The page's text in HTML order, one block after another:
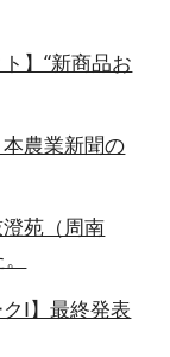
】“新商品お
農業新聞の
苑（周南
Ⅰ】最終発表